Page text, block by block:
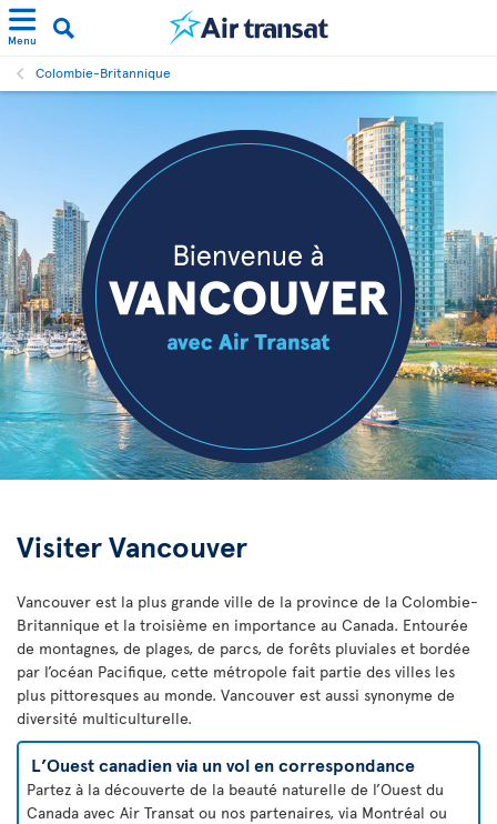
Menu
Colombie-Britannique
Visiter Vancouver
Vancouver est la plus grande ville de la province de la Colombie-
Britannique et la troisième en importance au Canada. Entourée
de montagnes, de plages, de parcs, de forêts pluviales et bordée
par l’océan Pacifique, cette métropole fait partie des villes les
plus pittoresques au monde. Vancouver est aussi synonyme de
diversité multiculturelle.
L’Ouest canadien via un vol en correspondance
Partez à la découverte de la beauté naturelle de l’Ouest du
Canada avec Air Transat ou nos partenaires, via Montréal ou